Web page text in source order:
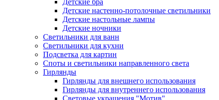
Детские бра
Детские настенно-потолочные светильники
Детские настольные лампы
Детские ночники
Светильники для ванн
Светильники для кухни
Подсветка для картин
Споты и светильники направленного света
Гирлянды
Гирлянды для внешнего использования
Гирлянды для внутреннего использования
Световые украшения "Мотив"